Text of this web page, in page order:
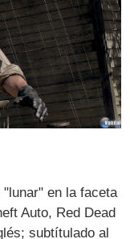
en la faceta
Auto, Red Dead
subtítulado al